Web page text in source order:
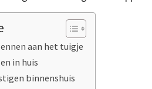
aan het tuigje
in huis
binnenshuis